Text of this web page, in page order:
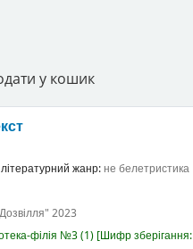
у кошик
жанр:не белетристика
2023
філія №3(1) Шифр зберігання: